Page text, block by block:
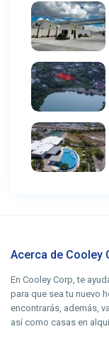
Acerca de Cooley
En Cooley Corp, te
para que sea tu nuevo
encontrarás, además,
así como casas en